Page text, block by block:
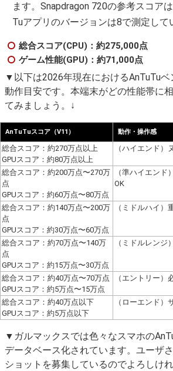
ます。Snapdragon 720の参考スコア
Tuアプリのバージョンは8で測定して
総合スコア(CPU)：約275,000点
ゲーム性能(GPU)：約71,000点
▼以下は2026年現在におけるAnTuTu
動作目安です。本端末がどの性能帯に
てみましょう。↓
AnTuTuスコア（V11） 動作・操作感
総合スコア：約270万点以上
GPUスコア：約80万点以上
（ハイエンド）
総合スコア：約200万点〜270万
点
GPUスコア：約60万点〜80万点
（準ハイエンド
OK
総合スコア：約140万点〜200万
点
GPUスコア：約30万点〜60万点
（ミドルハイ）
総合スコア：約70万点〜140万
点
GPUスコア：約15万点〜30万点
（ミドルレンジ
総合スコア：約40万点〜70万点
GPUスコア：約5万点〜15万点
（エントリー）
総合スコア：約40万点以下
GPUスコア：約5万点以下
（ローエンド）
▼ガルマックスでは色々なスマホの
データベース化されています。ユーザ
ショットを募集しているのでよろしけ